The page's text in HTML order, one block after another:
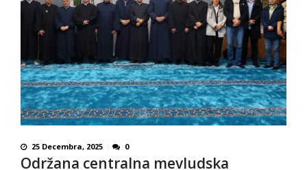
25 Decembra, 2025 0
Održana centralna mevludska